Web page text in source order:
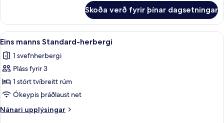
herbergi
með
tvíbreiðu
Skoða verð fyrir þínar dagsetningar
Skoða
allar
myndir
fyrir
Eins
manns
Standard-
herbergi
Eins manns Standard-herbergi |
10
Eins manns Standard-herbergi
1 svefnherbergi
Pláss fyrir 3
1 stórt tvíbreitt rúm
Ókeypis þráðlaust net
Nánari upplýsingar
Nánari